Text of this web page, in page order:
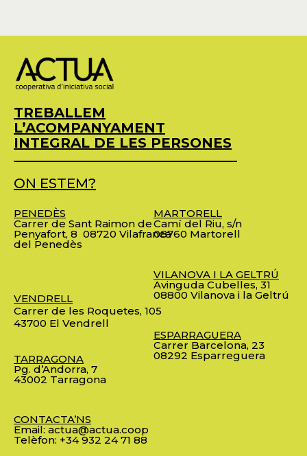
TREBALLEM
L’ACOMPANYAMENT
INTEGRAL DE LES PERSONES
ON ESTEM?
PENEDÈS
Carrer de Sant Raimon de
Penyafort, 8 08720 Vilafranca
del Penedès
VENDRELL
Carrer de les Roquetes, 105
43700 El Vendrell
TARRAGONA
Pg. d’Andorra, 7
43002 Tarragona
CONTACTA’NS
Email: actua@actua.coop
Telèfon: +34 932 24 71 88
MARTORELL
Camí del Riu, s/n
08760 Martorell
VILANOVA I LA GELTRÚ
Avinguda Cubelles, 31
08800 Vilanova i la Geltrú
ESPARRAGUERA
Carrer Barcelona, 23
08292 Esparreguera